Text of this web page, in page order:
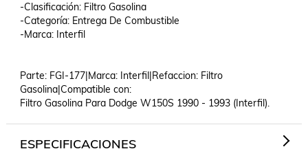
-Clasificación: Filtro Gasolina
-Categoría: Entrega De Combustible
-Marca: Interfil
Parte: FGI-177|Marca: Interfil|Refaccion: Filtro
Gasolina|Compatible con:
Filtro Gasolina Para Dodge W150S 1990 - 1993 (Interfil).
ESPECIFICACIONES